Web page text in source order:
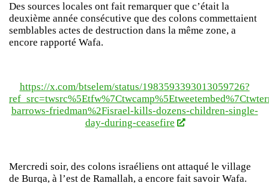
Des sources locales ont fait remarquer que c’était la
deuxième année consécutive que des colons commettaient
semblables actes de destruction dans la même zone, a
encore rapporté Wafa.
https://x.com/btselem/status/1983593393013059726?
barrows-friedman%2Fisrael-kills-dozens-children-single-
day-during-ceasefire
Mercredi soir, des colons israéliens ont attaqué le village
de Burqa, à l’est de Ramallah, a encore fait savoir Wafa.